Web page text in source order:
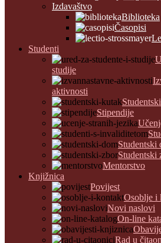
Izdavaštvo
Biblioteka
Časopisi
Studenti
studije
aktivnosti
Stipendije
Studentski
Studentski
Mentorstvo
Knjižnica
Povijest
Osoblje i
Novi naslovi
On-line
Rad u